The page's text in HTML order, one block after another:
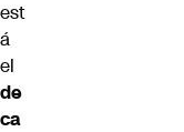
est
á
el
de
ca